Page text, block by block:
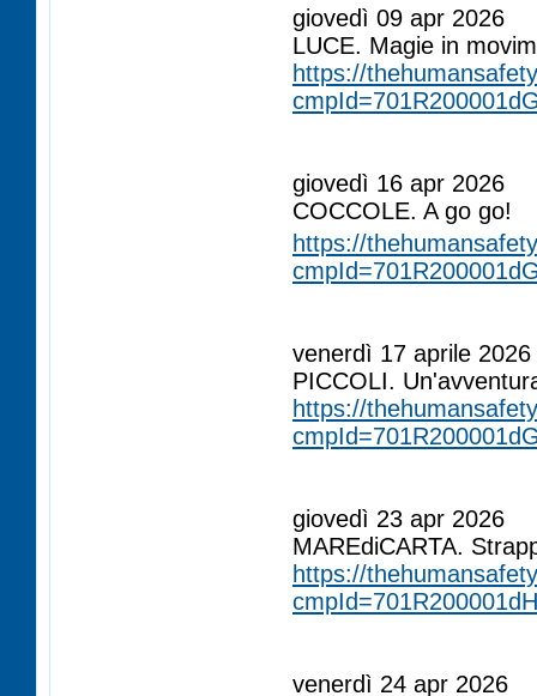
giovedì 09 apr 2026
LUCE. Magie in
https://
giovedì 16 apr 2026
COCCOLE. A go go!
https://
venerdì 17 aprile 2026
PICCOLI.
https://
giovedì 23 apr 2026
MAREdiCARTA.
https://
venerdì 24 apr 2026